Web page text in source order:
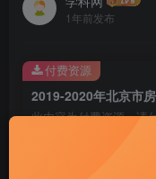
1年前发布
此内容为付费资源，请
付费资源